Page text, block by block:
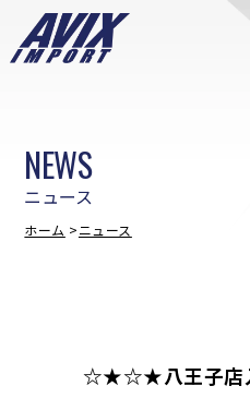
ニュース
NEWS
ホーム ニュース
☆★☆★八王子